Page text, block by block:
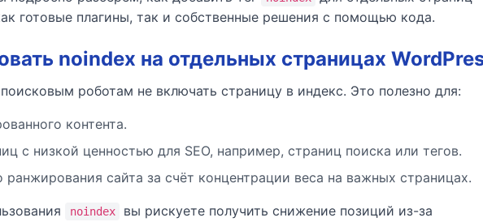
готовые плагины, так и собственные решения с помощью кода.
noindex на отдельных страницах
роботам не включать страницу в индекс. Это полезно для:
контента.
с низкой ценностью для SEO, например, страниц поиска или тегов.
сайта за счёт концентрации веса на важных страницах.
noindex
вы рискуете получить снижение позиций из-за